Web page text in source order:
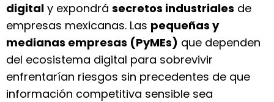
digital y expondrá secretos industriales de
empresas mexicanas. Las pequeñas y
medianas empresas (PyMEs) que dependen
del ecosistema digital para sobrevivir
enfrentarían riesgos sin precedentes de que
información competitiva sensible sea